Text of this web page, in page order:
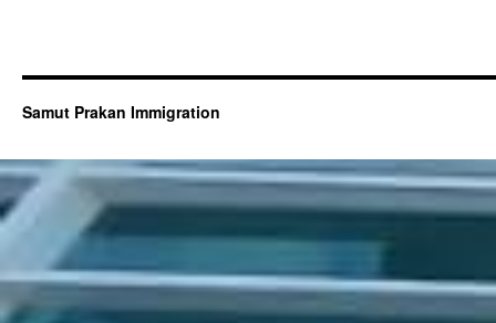
Samut Prakan Immigration